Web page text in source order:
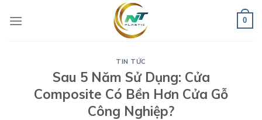
0
TIN TỨC
Sau 5 Năm Sử Dụng: Cửa
Composite Có Bền Hơn Cửa Gỗ
Công Nghiệp?